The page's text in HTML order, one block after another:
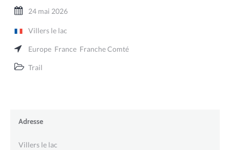
24 mai 2026
Villers le lac
Europe France Franche Comté
Trail
Adresse
Villers le lac